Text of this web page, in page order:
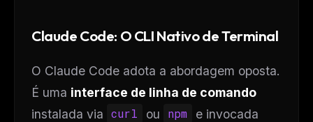
Claude Code: O CLI Nativo de Terminal
O Claude Code adota a abordagem oposta.
É uma interface de linha de comando
instalada via curl ou npm
e invocada